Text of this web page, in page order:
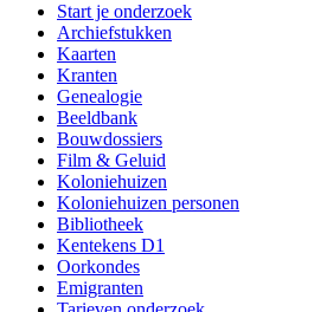
Start je onderzoek
Archiefstukken
Kaarten
Kranten
Genealogie
Beeldbank
Bouwdossiers
Film & Geluid
Koloniehuizen
Koloniehuizen personen
Bibliotheek
Kentekens D1
Oorkondes
Emigranten